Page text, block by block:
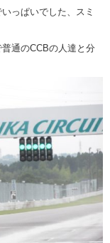
っぱいでした、スミ
通のCCBの人達と分